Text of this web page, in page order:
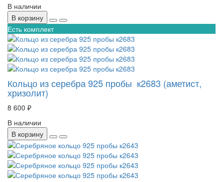
В наличии
В корзину
Есть комплект
Кольцо из серебра 925 пробы к2683 (аметист,
хризолит)
8 600 ₽
В наличии
В корзину